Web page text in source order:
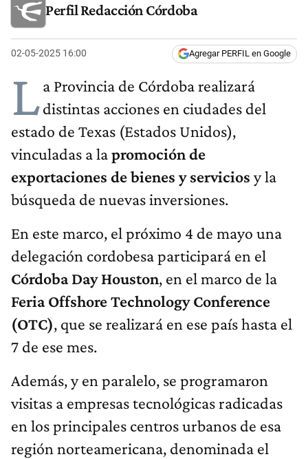
Perfil Redacción Córdoba
02-05-2025 16:00 Agregar PERFIL en Google
La Provincia de Córdoba realizará
distintas acciones en ciudades del
estado de Texas (Estados Unidos),
vinculadas a lapromoción de
exportaciones de bienes y servicios y la
búsqueda de nuevas inversiones.
En este marco, el próximo 4 de mayo una
delegación cordobesa participará en el
Córdoba Day Houston, en el marco de la
Feria Offshore Technology Conference
(OTC), que se realizará en ese país hasta el
7 de ese mes.
Además, y en paralelo, se programaron
visitas a empresas tecnológicas radicadas
en los principales centros urbanos de esa
región norteamericana, denominada el